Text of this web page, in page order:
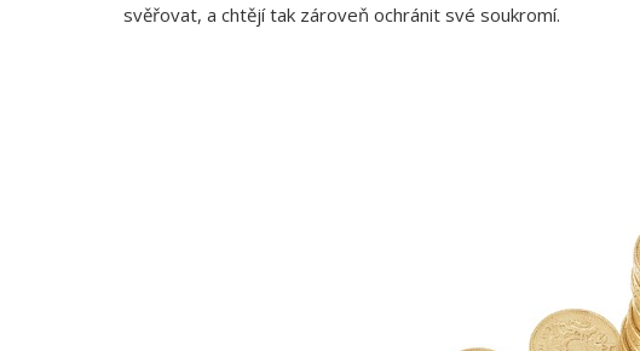
svěřovat, a chtějí tak zároveň ochránit své soukromí.